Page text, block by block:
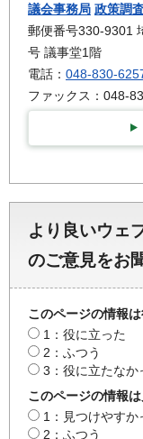
議会事務局 政策調
郵便番号330-9301
号 議事堂1階
電話： 048-830-
ファックス：048-
より良いウェ
のご意見をお
このページの情報
1：役に立った
2：ふつう
3：役に立たなか
このページの情報
1：見つけやすか
2：ふつう